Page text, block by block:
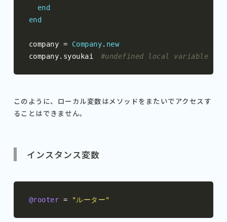
end
end
company = Company. new
company. syoukai #undefined local variable or
このように、ローカル変数はメソッドをまたいでアクセスす
ることはできません。
インスタンス変数
@rooter = "ルーター"